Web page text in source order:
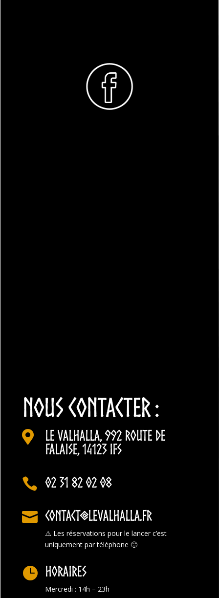
NOUS CONTACTER :

Le Valhalla, 992 Route de
Falaise, 14123 Ifs
 02 31 82 02 08
 contact@levalhalla.fr
⚠️ Les réservations pour le lancer c’est
uniquement par téléphone 🙂
 Horaires
Mercredi : 14h – 23h